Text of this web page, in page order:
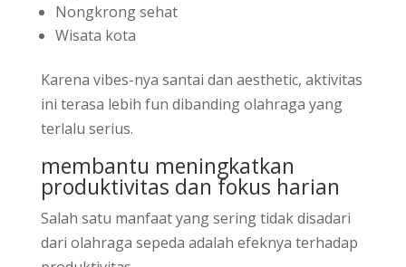
Nongkrong sehat
Wisata kota
Karena vibes-nya santai dan aesthetic, aktivitas
ini terasa lebih fun dibanding olahraga yang
terlalu serius.
membantu meningkatkan
produktivitas dan fokus harian
Salah satu manfaat yang sering tidak disadari
dari olahraga sepeda adalah efeknya terhadap